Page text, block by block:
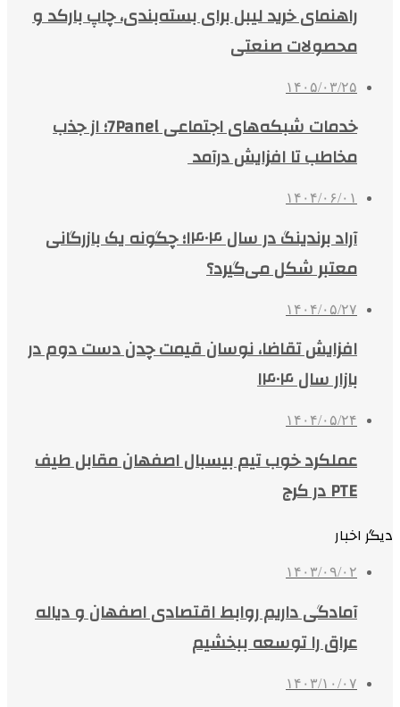
راهنمای خرید لیبل برای بسته‌بندی، چاپ بارکد و
محصولات صنعتی
۱۴۰۵/۰۳/۲۵
خدمات شبکه‌های اجتماعی 7Panel؛ از جذب
مخاطب تا افزایش درآمد
۱۴۰۴/۰۶/۰۱
آراد برندینگ در سال ۱۴۰۴؛ چگونه یک بازرگانی
معتبر شکل می‌گیرد؟
۱۴۰۴/۰۵/۲۷
افزایش تقاضا، نوسان قیمت چدن دست دوم در
بازار سال ۱۴۰۴
۱۴۰۴/۰۵/۲۴
عملکرد خوب تیم بیسبال اصفهان مقابل طیف
PTE در کرج
دیگر اخبار
۱۴۰۳/۰۹/۰۲
آمادگی داریم روابط اقتصادی اصفهان و دیاله
عراق را توسعه ببخشیم
۱۴۰۳/۱۰/۰۷